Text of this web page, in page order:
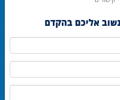
אליכם בהקדם